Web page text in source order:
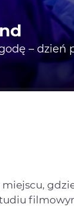
– dzień